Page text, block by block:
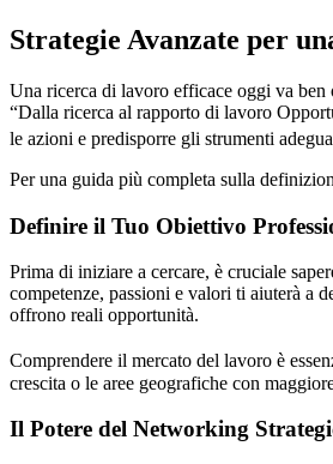
Strategie Avanzate per
Una ricerca di lavoro efficace oggi va
“Dalla ricerca al rapporto di lavoro
le azioni e predisporre gli strumenti
Per una guida più completa sulla
Definire il Tuo Obiettivo
Prima di iniziare a cercare, è cruciale
competenze, passioni e valori ti aiuterà a
offrono reali opportunità.
Comprendere il mercato del lavoro è
crescita o le aree geografiche con
Il Potere del Networking